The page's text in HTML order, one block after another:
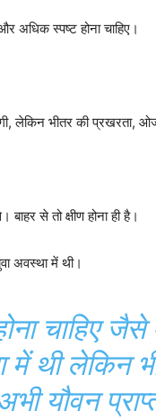
अधिक स्पष्ट होना चाहिए।
लेकिन भीतर की प्रखरता,
से तो क्षीण होना ही है।
अवस्था में थी।
चाहिए
में थी लेकिन
यौवन